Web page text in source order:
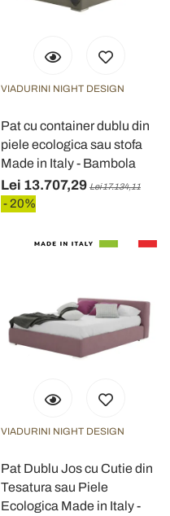
VIADURINI NIGHT DESIGN
Pat cu container dublu din
piele ecologica sau stofa
Made in Italy - Bambola
Lei 13.707,29 Lei 17.134,11
- 20%
VIADURINI NIGHT DESIGN
Pat Dublu Jos cu Cutie din
Tesatura sau Piele
Ecologica Made in Italy -